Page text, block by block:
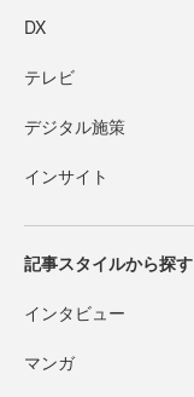
DX
テレビ
デジタル施策
インサイト
記事スタイルから探す
インタビュー
マンガ